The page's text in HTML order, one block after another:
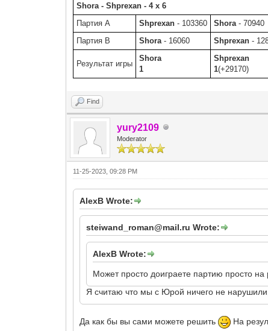
Shora - Shprexan - 4 x 6
Партия A
Shprexan - 103360 Shora - 70940
Партия B
Shora - 16060 Shprexan -
Результат игры
Shora
1
Shprexan
1(+29170)
Find
yury2109
Moderator
11-25-2023, 09:28 PM
AlexB Wrote:
steiwand_roman@mail.ru Wrote:
AlexB Wrote:
Может просто доиграете партию просто
Я считаю что мы с Юрой ничего не нарушили,
Да как бы вы сами можете решить
На